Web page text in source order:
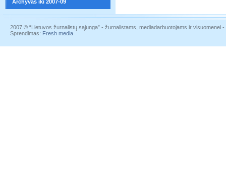
Archyvas iki 2007-09
2007 © “Lietuvos žurnalistų sąjunga” - žurnalistams, mediadarbuotojams ir visuomenei
Sprendimas: Fresh media